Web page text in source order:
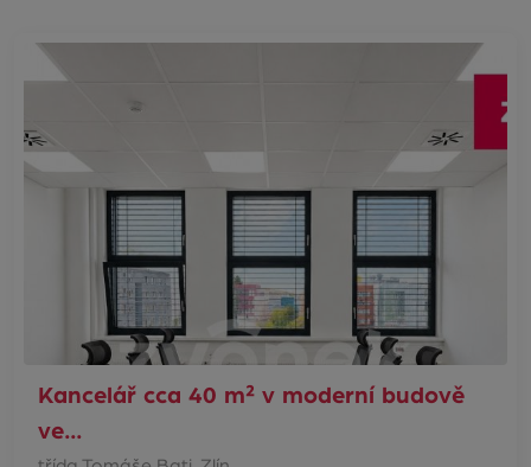
Kancelář cca 40 m² v moderní budově
ve…